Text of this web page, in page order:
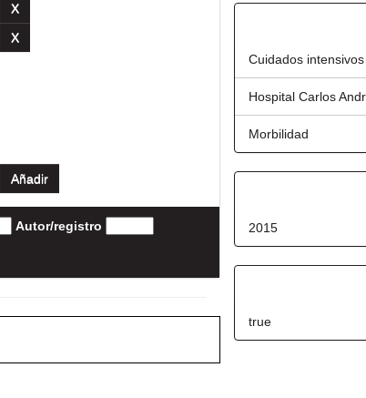
Autor/registro
Cuidados intensivos
Hospital Carlos
Morbilidad
2015
true